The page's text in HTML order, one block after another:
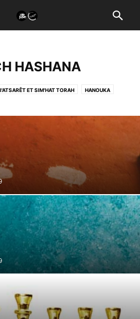
HASHANA
ET SIM'HAT TORAH HANOUKA
TICHRI